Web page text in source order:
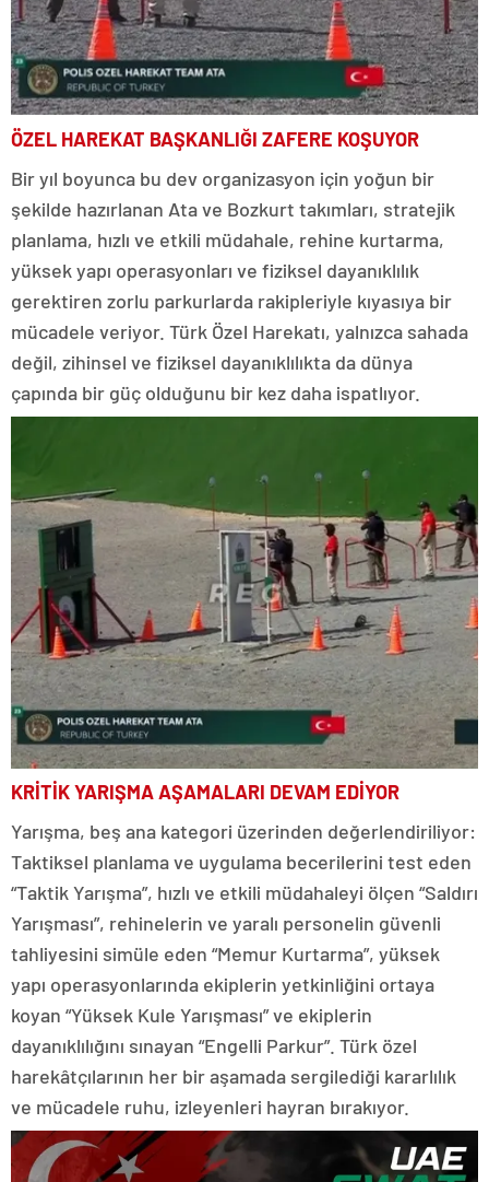
ÖZEL HAREKAT BAŞKANLIĞI ZAFERE KOŞUYOR
Bir yıl boyunca bu dev organizasyon için yoğun bir
şekilde hazırlanan Ata ve Bozkurt takımları, stratejik
planlama, hızlı ve etkili müdahale, rehine kurtarma,
yüksek yapı operasyonları ve fiziksel dayanıklılık
gerektiren zorlu parkurlarda rakipleriyle kıyasıya bir
mücadele veriyor. Türk Özel Harekatı, yalnızca sahada
değil, zihinsel ve fiziksel dayanıklılıkta da dünya
çapında bir güç olduğunu bir kez daha ispatlıyor.
KRİTİK YARIŞMA AŞAMALARI DEVAM EDİYOR
Yarışma, beş ana kategori üzerinden değerlendiriliyor:
Taktiksel planlama ve uygulama becerilerini test eden
“Taktik Yarışma”, hızlı ve etkili müdahaleyi ölçen “Saldırı
Yarışması”, rehinelerin ve yaralı personelin güvenli
tahliyesini simüle eden “Memur Kurtarma”, yüksek
yapı operasyonlarında ekiplerin yetkinliğini ortaya
koyan “Yüksek Kule Yarışması” ve ekiplerin
dayanıklılığını sınayan “Engelli Parkur”. Türk özel
harekâtçılarının her bir aşamada sergilediği kararlılık
ve mücadele ruhu, izleyenleri hayran bırakıyor.